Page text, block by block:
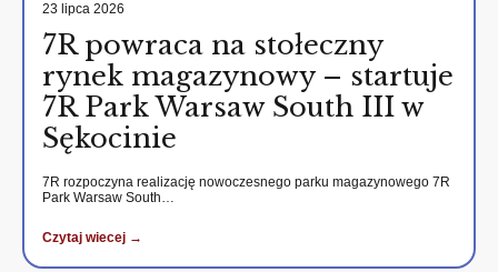
23 lipca 2026
7R powraca na stołeczny
rynek magazynowy – startuje
7R Park Warsaw South III w
Sękocinie
7R rozpoczyna realizację nowoczesnego parku magazynowego 7R
Park Warsaw South…
Czytaj wiecej →